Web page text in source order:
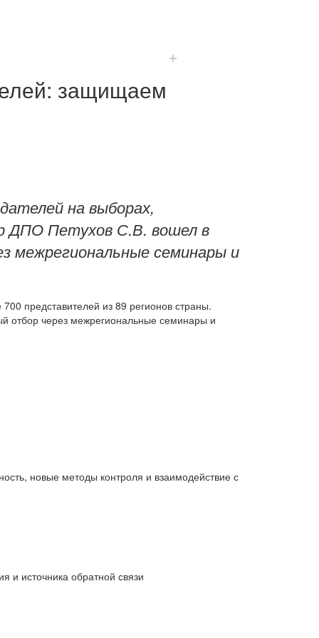
+
защищаем
на выборах,
ДПО Петухов С.В. вошел в
межрегиональные семинары и
представителей из 89 регионов страны.
отбор через межрегиональные семинары и
новые методы контроля и взаимодействие с
и источника обратной связи